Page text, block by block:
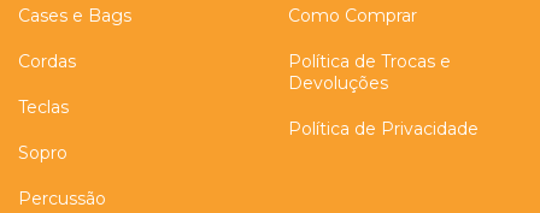
Cases e Bags
Cordas
Teclas
Sopro
Percussão
Como Comprar
Política de Trocas e
Devoluções
Política de Privacidade